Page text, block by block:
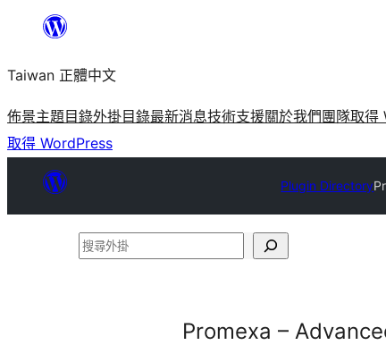
主
要
內
容
Taiwan 正體中文
佈景主題目錄外掛目錄最新消息技術支援關於我們 團隊取得
取得 WordPress
Plugin Directory
搜
Promexa –